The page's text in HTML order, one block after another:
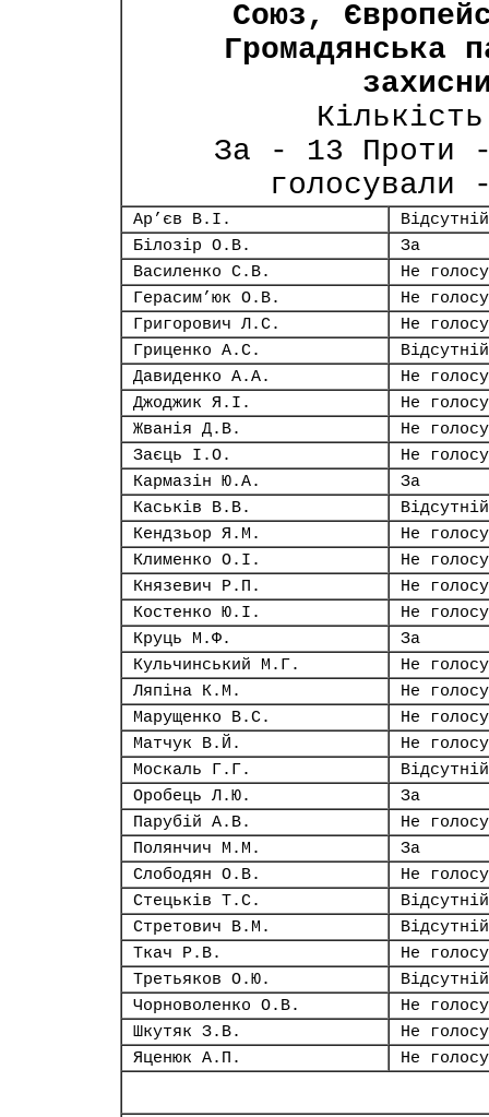
Союз,
Громадянська
За - 13 Проти
Ар’єв В.І.
Відсутній
Білозір О.В.
За
Василенко С.В.
Не
Герасим’юк О.В.
Не
Григорович Л.С.
Не
Гриценко А.С.
Відсутній
Давиденко А.А.
Не
Джоджик Я.І.
Не
Жванія Д.В.
Не
Заєць І.О.
Не
Кармазін Ю.А.
За
Каськів В.В.
Відсутній
Кендзьор Я.М.
Не
Клименко О.І.
Не
Князевич Р.П.
Не
Костенко Ю.І.
Не
Круць М.Ф.
За
Кульчинський М.Г.
Не
Ляпіна К.М.
Не
Марущенко В.С.
Не
Матчук В.Й.
Не
Москаль Г.Г.
Відсутній
Оробець Л.Ю.
За
Парубій А.В.
Не
Полянчич М.М.
За
Слободян О.В.
Не
Стецьків Т.С.
Відсутній
Стретович В.М.
Відсутній
Ткач Р.В.
Не
Третьяков О.Ю.
Відсутній
Чорноволенко О.В.
Не
Шкутяк З.В.
Не
Яценюк А.П.
Не